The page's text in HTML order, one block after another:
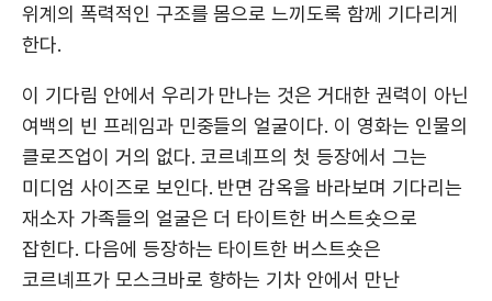
위계의 폭력적인 구조를 몸으로 느끼도록 함께 기다리게
한다.
이 기다림 안에서 우리가 만나는 것은 거대한 권력이 아닌
여백의 빈 프레임과 민중들의 얼굴이다. 이 영화는 인물의
클로즈업이 거의 없다. 코르녜프의 첫 등장에서 그는
미디엄 사이즈로 보인다. 반면 감옥을 바라보며 기다리는
재소자 가족들의 얼굴은 더 타이트한 버스트숏으로
잡힌다. 다음에 등장하는 타이트한 버스트숏은
코르녜프가 모스크바로 향하는 기차 안에서 만난